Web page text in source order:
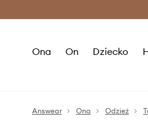
Ona On Dziecko
Answear Ona Odzież